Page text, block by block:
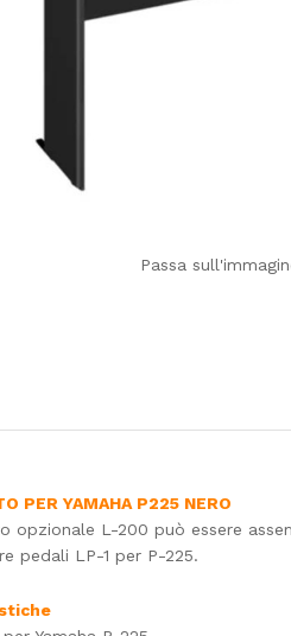
Passa
PER YAMAHA P225 NERO
opzionale L-200 può essere
pedali LP-1 per P-225.